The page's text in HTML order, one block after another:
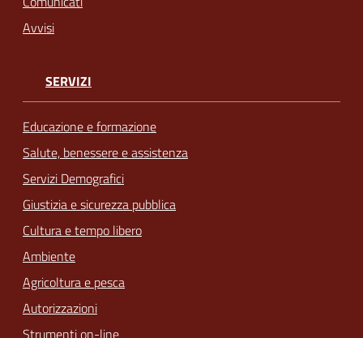
Avvisi
SERVIZI
Educazione e formazione
Salute, benessere e assistenza
Servizi Demografici
Giustizia e sicurezza pubblica
Cultura e tempo libero
Ambiente
Agricoltura e pesca
Autorizzazioni
Strumenti on-line